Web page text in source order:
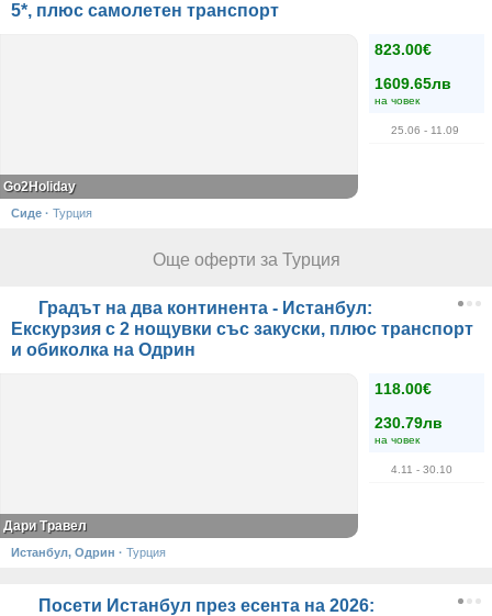
5*, плюс самолетен транспорт
823.00€
1609.65лв
на човек
25.06 - 11.09
Go2Holiday
Сиде · Турция
Още оферти за Турция
Градът на два континента - Истанбул:
Екскурзия с 2 нощувки със закуски, плюс транспорт
и обиколка на Одрин
118.00€
230.79лв
на човек
4.11 - 30.10
Дари Травел
Истанбул, Одрин · Турция
Посети Истанбул през есента на 2026: